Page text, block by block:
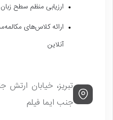
ارزیابی منظم سطح
ارائه کلاس‌های
آنلاین
تبریز، خیابان ارتش
جنب ایما فیلم